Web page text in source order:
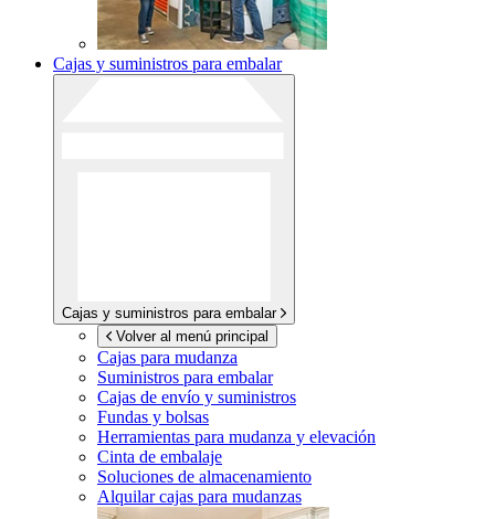
Cajas y suministros para embalar
Cajas y suministros para embalar
Volver al menú principal
Cajas para mudanza
Suministros para embalar
Cajas de envío y suministros
Fundas y bolsas
Herramientas para mudanza y elevación
Cinta de embalaje
Soluciones de almacenamiento
Alquilar cajas para mudanzas